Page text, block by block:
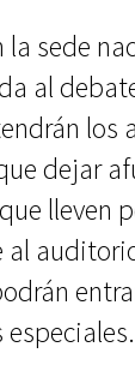
sede
al
los
dejar
lleven
al